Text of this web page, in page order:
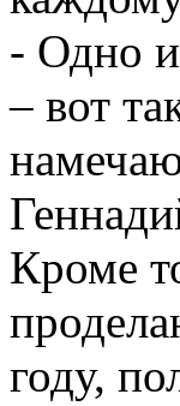
- Одно
– вот
Кроме
году,